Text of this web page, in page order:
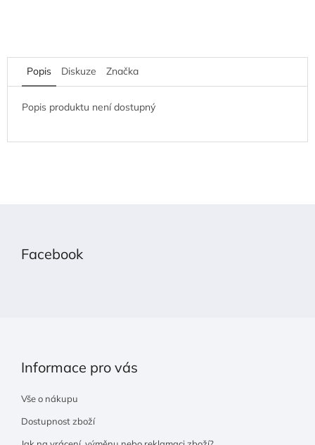
Popis Diskuze Značka
Popis produktu není dostupný
Facebook
Informace pro vás
Vše o nákupu
Dostupnost zboží